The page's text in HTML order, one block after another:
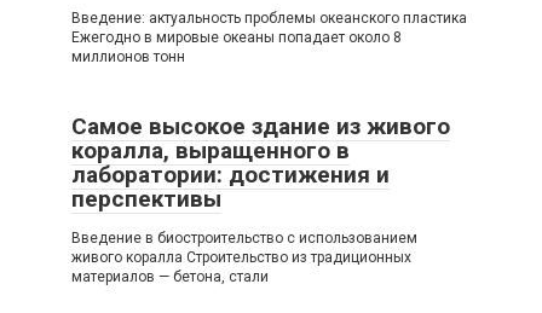
Введение: актуальность проблемы океанского пластика
Ежегодно в мировые океаны попадает около 8
миллионов тонн
Самое высокое здание из живого
коралла, выращенного в
лаборатории: достижения и
перспективы
Введение в биостроительство с использованием
живого коралла Строительство из традиционных
материалов — бетона, стали